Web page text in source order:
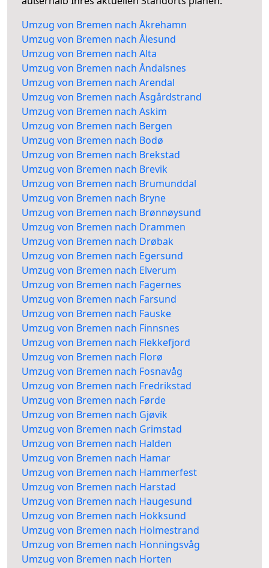
Umzug von Bremen nach Åkrehamn
Umzug von Bremen nach Ålesund
Umzug von Bremen nach Alta
Umzug von Bremen nach Åndalsnes
Umzug von Bremen nach Arendal
Umzug von Bremen nach Åsgårdstrand
Umzug von Bremen nach Askim
Umzug von Bremen nach Bergen
Umzug von Bremen nach Bodø
Umzug von Bremen nach Brekstad
Umzug von Bremen nach Brevik
Umzug von Bremen nach Brumunddal
Umzug von Bremen nach Bryne
Umzug von Bremen nach Brønnøysund
Umzug von Bremen nach Drammen
Umzug von Bremen nach Drøbak
Umzug von Bremen nach Egersund
Umzug von Bremen nach Elverum
Umzug von Bremen nach Fagernes
Umzug von Bremen nach Farsund
Umzug von Bremen nach Fauske
Umzug von Bremen nach Finnsnes
Umzug von Bremen nach Flekkefjord
Umzug von Bremen nach Florø
Umzug von Bremen nach Fosnavåg
Umzug von Bremen nach Fredrikstad
Umzug von Bremen nach Førde
Umzug von Bremen nach Gjøvik
Umzug von Bremen nach Grimstad
Umzug von Bremen nach Halden
Umzug von Bremen nach Hamar
Umzug von Bremen nach Hammerfest
Umzug von Bremen nach Harstad
Umzug von Bremen nach Haugesund
Umzug von Bremen nach Hokksund
Umzug von Bremen nach Holmestrand
Umzug von Bremen nach Honningsvåg
Umzug von Bremen nach Horten